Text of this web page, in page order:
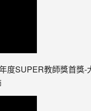
度SUPER教師獎首獎-